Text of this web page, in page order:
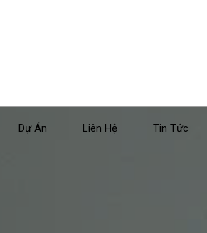
Dự Án Liên Hệ Tin Tức